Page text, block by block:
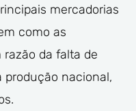
mercadorias
como as
da falta de
produção nacional,